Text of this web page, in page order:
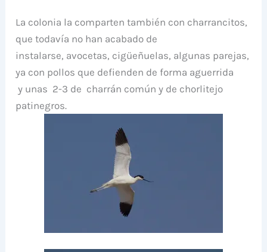
La colonia la comparten también con charrancitos,
que todavía no han acabado de
instalarse, avocetas, cigüeñuelas, algunas parejas,
ya con pollos que defienden de forma aguerrida
y unas 2-3 de charrán común y de chorlitejo
patinegros.